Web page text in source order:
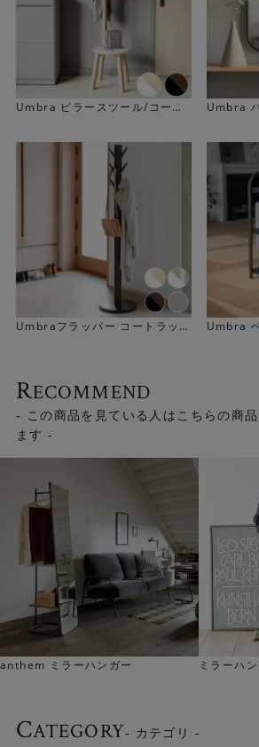
Umbra ピラースツール/コート
Umbra
Umbraフラッパー コートラッ
Umbra
RECOMMEND
- この商品を見ている人はこちらの商
ます -
anthem ミラーハンガー ミラーハ
CATEGORY- カテゴリ -